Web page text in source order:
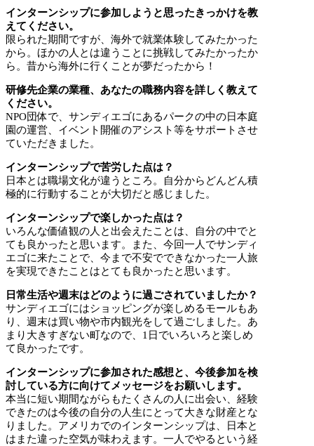
インターンシップに参加しようと思ったきっかけを教
えてください。
限られた期間ですが、海外で就業体験してみたかった
から。ほかの人とは違うことに挑戦してみたかったか
ら。昔から海外に行くことが夢だったから！
研修先企業の業種、あなたの職務内容を詳しく教えて
ください。
NPO団体で、サンディエゴにあるパークの中の日本庭
園の運営、イベント開催のアシスト等をサポートさせ
ていただきました。
インターンシップで苦労した点は？
日本とは職場文化が違うところ。自分からどんどん積
極的に行動することが大切だと感じました。
インターンシップで楽しかった点は？
いろんな価値観の人と出会えたことは、自分の中でと
ても良かったと思います。また、今回一人でサンディ
エゴに来たことで、今まで不安でできなかった一人旅
を実現できたことはとても良かったと思います。
日常生活や週末はどのように過ごされていましたか？
サンディエゴにはショッピングが楽しめるモールもあ
り、週末は買い物や市内観光をして過ごしました。あ
まり大きすぎない町なので、1日でいろいろと楽しめ
て良かったです。
インターンシップに参加された感想と、今後参加を検
討している方に向けてメッセージをお願いします。
本当に短い期間ながらもたくさんの人に出会い、経験
できたのは今後の自分の人生にとって大きな財産とな
りました。アメリカでのインターンシップは、日本と
はまた違った空気が味わえます。一人でやるという経